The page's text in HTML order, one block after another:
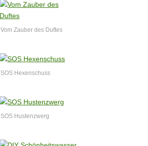
Vom Zauber des Duftes
SOS Hexenschuss
SOS Hustenzwerg